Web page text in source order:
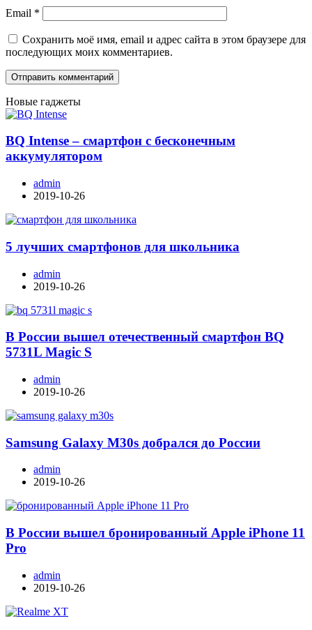
Email *
Сохранить моё имя, email и адрес сайта в этом браузере для
последующих моих комментариев.
Новые гаджеты
BQ Intense – смартфон с бесконечным
аккумулятором
admin
2019-10-26
5 лучших смартфонов для школьника
admin
2019-10-26
В России вышел отечественный смартфон BQ
5731L Magic S
admin
2019-10-26
Samsung Galaxy M30s добрался до России
admin
2019-10-26
В России вышел бронированный Apple iPhone 11
Pro
admin
2019-10-26